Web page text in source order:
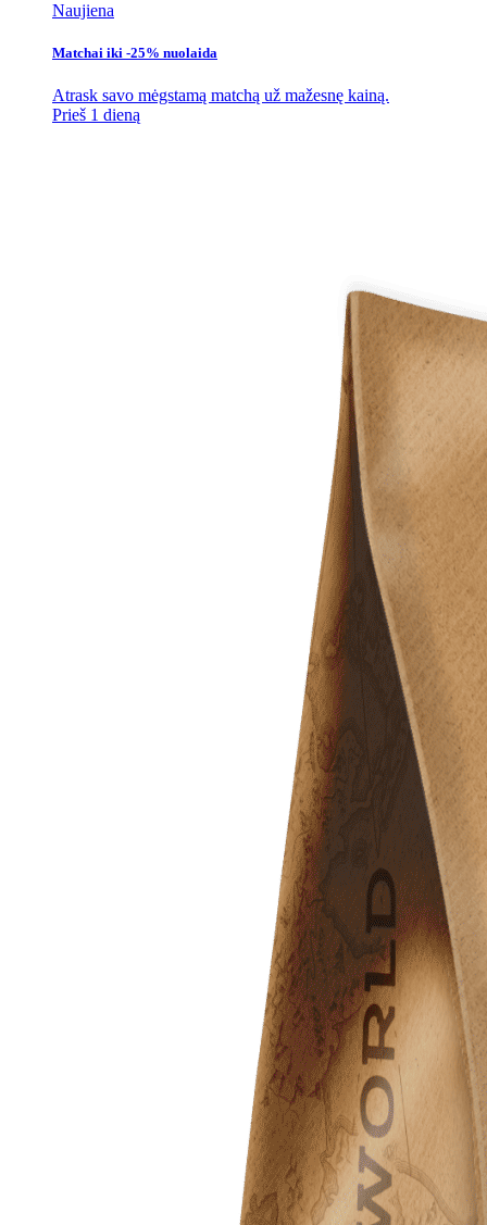
Naujiena
Matchai iki -25% nuolaida
Atrask savo mėgstamą matchą už mažesnę kainą.
Prieš 1 dieną